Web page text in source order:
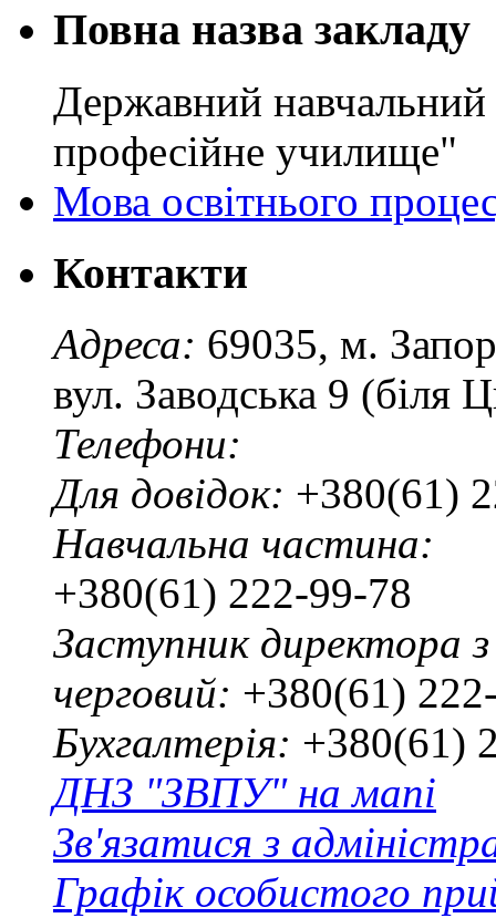
Повна назва закладу
Державний навчальний
професійне училище"
Мова освітнього
Контакти
Адреса: 69035, м.
вул. Заводська 9 (біля
Телефони:
Для довідок: +380(61)
Навчальна частина:
+380(61) 222-99-78
Заступник директора
черговий: +380(61)
Бухгалтерія: +380(61)
ДНЗ "ЗВПУ" на мапі
Зв'язатися з
Графік особистого